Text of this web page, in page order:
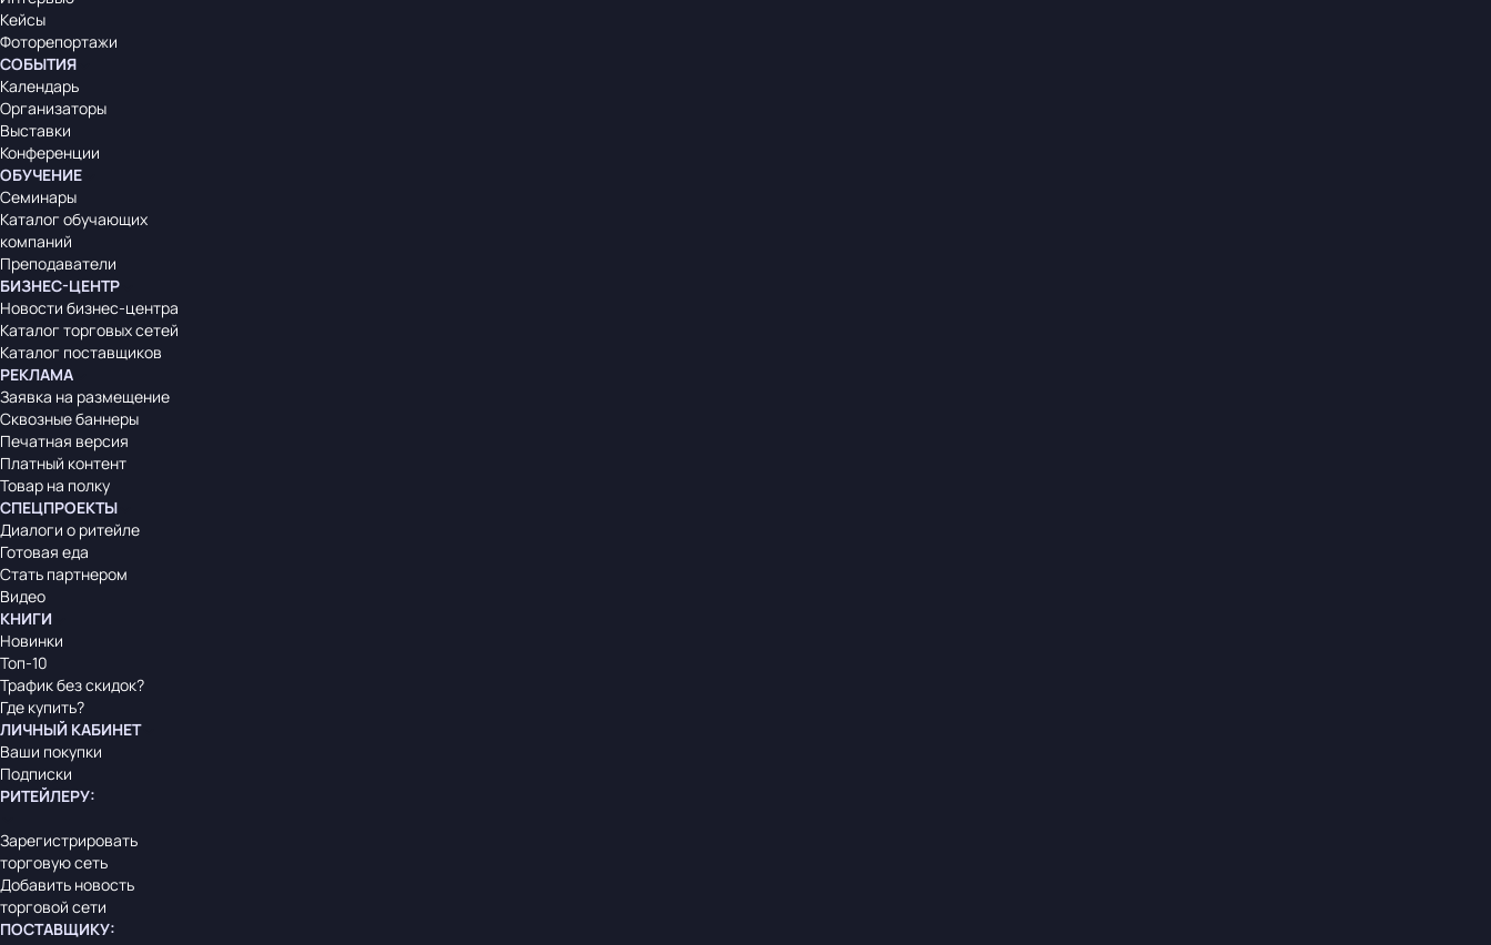
Кейсы
Фоторепортажи
СОБЫТИЯ
Календарь
Организаторы
Выставки
Конференции
ОБУЧЕНИЕ
Семинары
Каталог обучающих
компаний
Преподаватели
БИЗНЕС-ЦЕНТР
Новости бизнес-центра
Каталог торговых сетей
Каталог поставщиков
РЕКЛАМА
Заявка на размещение
Сквозные баннеры
Печатная версия
Платный контент
Товар на полку
СПЕЦПРОЕКТЫ
Диалоги о ритейле
Готовая еда
Стать партнером
Видео
КНИГИ
Новинки
Топ-10
Трафик без скидок?
Где купить?
ЛИЧНЫЙ КАБИНЕТ
Ваши покупки
Подписки
РИТЕЙЛЕРУ:
Зарегистрировать
торговую сеть
Добавить новость
торговой сети
ПОСТАВЩИКУ: